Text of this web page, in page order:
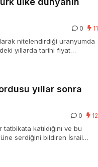
0 11
nitelendirdiği uranyumda
yıllarda tarihi fiyat
yıllar sonra
0 12
katıldığını ve bu
serdiğini bildiren İsrail